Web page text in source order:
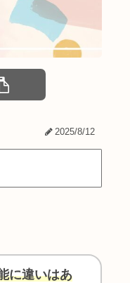
2025/8/12
に違いはあ